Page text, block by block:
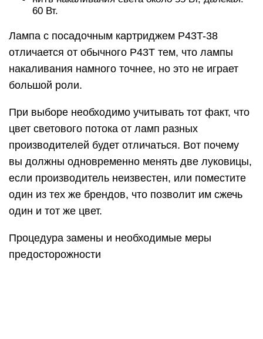
фаре под круглой защитной крышкой. Чтобы
изменить его на Kia Rio, вы должны выполнить
следующую процедуру:
Отсоедините блок питания ключом зажигания
и откройте крышку.
На обратной стороне корпуса фары имеется
круглый защитный кожух, его необходимо
отвинтить и снять. Правую фару автомобиля
снимать различные вложения. Сложнее
попасть влево, необходимо отвинтить болты
крепления блока с предохранителями и